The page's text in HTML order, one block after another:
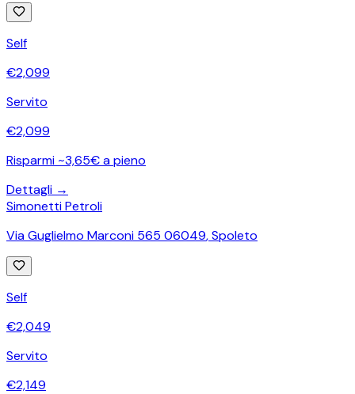
Self
€2,099
Servito
€2,099
Risparmi ~3,65€ a pieno
Dettagli →
Simonetti Petroli
Via Guglielmo Marconi 565 06049,Spoleto
Self
€2,049
Servito
€2,149